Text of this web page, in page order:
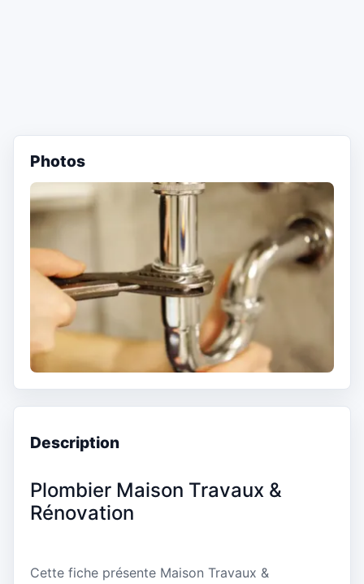
Photos
Description
Plombier Maison Travaux &
Rénovation
Cette fiche présente Maison Travaux &